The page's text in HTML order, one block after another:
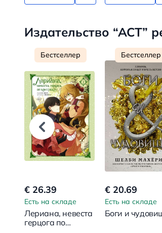
Издательство “АСТ”
Бестселлер
€ 26.39
Есть на складе
Лериана, невеста
герцога по
Бестселлер
€ 20.69
Есть на складе
Боги и